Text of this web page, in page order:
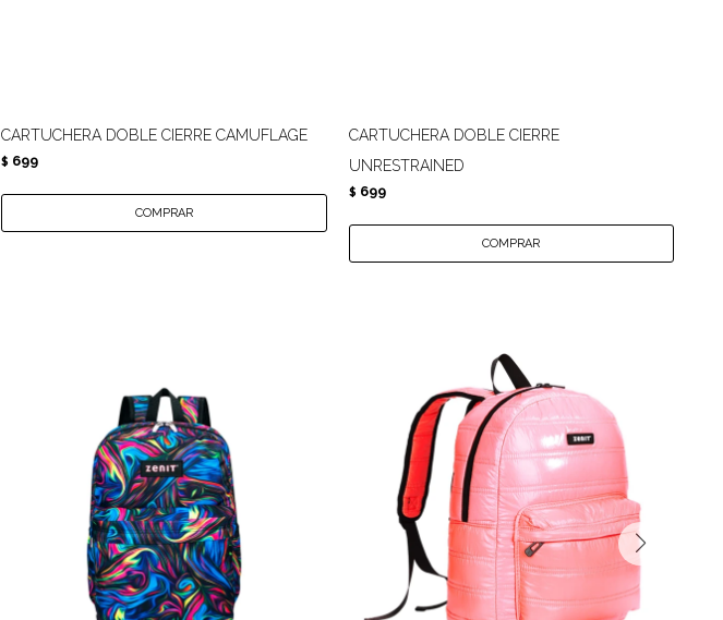
CARTUCHERA DOBLE CIERRE CAMUFLAGE
$ 699
CARTUCHERA DOBLE CIERRE
UNRESTRAINED
$ 699